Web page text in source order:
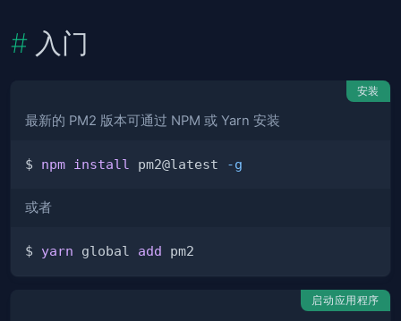
入门
安装
最新的 PM2 版本可通过 NPM 或 Yarn 安装
$ npm install pm2@latest -g
或者
$ yarn global add
启动应用程序